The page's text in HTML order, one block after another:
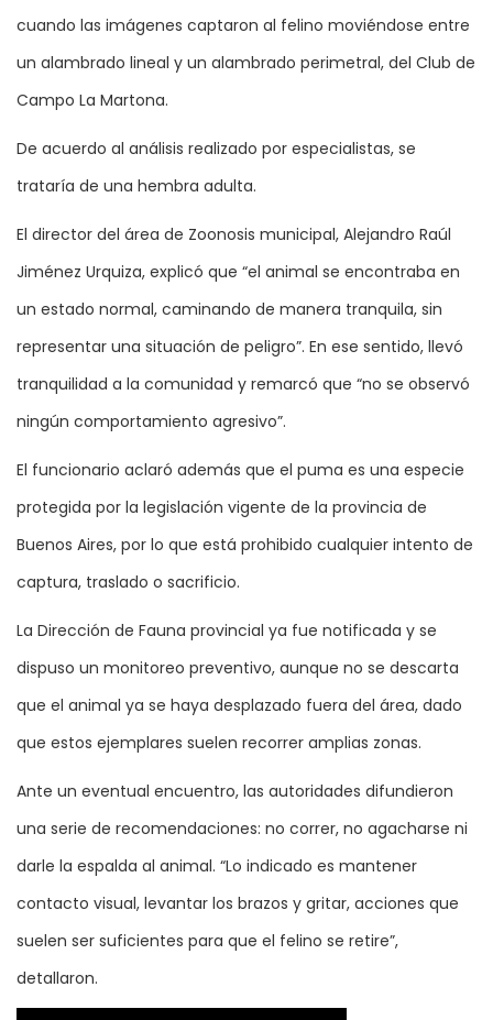
cuando las imágenes captaron al felino moviéndose entre
un alambrado lineal y un alambrado perimetral, del Club de
Campo La Martona.
De acuerdo al análisis realizado por especialistas, se
trataría de una hembra adulta.
El director del área de Zoonosis municipal, Alejandro Raúl
Jiménez Urquiza, explicó que “el animal se encontraba en
un estado normal, caminando de manera tranquila, sin
representar una situación de peligro”. En ese sentido, llevó
tranquilidad a la comunidad y remarcó que “no se observó
ningún comportamiento agresivo”.
El funcionario aclaró además que el puma es una especie
protegida por la legislación vigente de la provincia de
Buenos Aires, por lo que está prohibido cualquier intento de
captura, traslado o sacrificio.
La Dirección de Fauna provincial ya fue notificada y se
dispuso un monitoreo preventivo, aunque no se descarta
que el animal ya se haya desplazado fuera del área, dado
que estos ejemplares suelen recorrer amplias zonas.
Ante un eventual encuentro, las autoridades difundieron
una serie de recomendaciones: no correr, no agacharse ni
darle la espalda al animal. “Lo indicado es mantener
contacto visual, levantar los brazos y gritar, acciones que
suelen ser suficientes para que el felino se retire”,
detallaron.